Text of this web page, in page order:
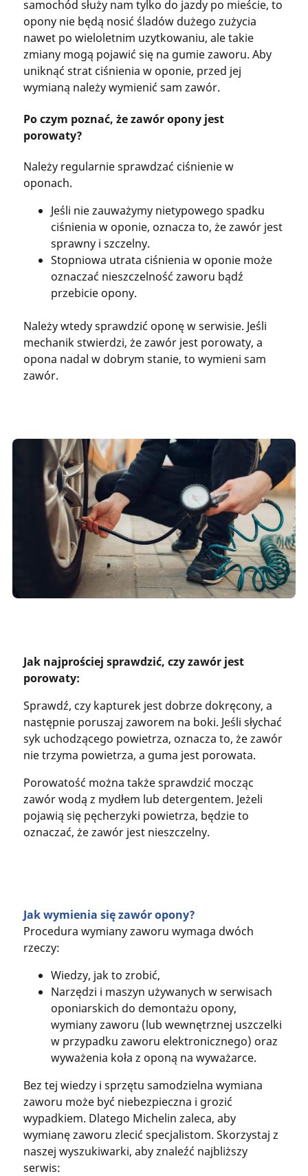
samochód służy nam tylko do jazdy po mieście, to
opony nie będą nosić śladów dużego zużycia
nawet po wieloletnim uzytkowaniu, ale takie
zmiany mogą pojawić się na gumie zaworu. Aby
uniknąć strat ciśnienia w oponie, przed jej
wymianą należy wymienić sam zawór.
Po czym poznać, że zawór opony jest
porowaty?
Należy regularnie sprawdzać ciśnienie w
oponach.
Jeśli nie zauważymy nietypowego spadku
ciśnienia w oponie, oznacza to, że zawór jest
sprawny i szczelny.
Stopniowa utrata ciśnienia w oponie może
oznaczać nieszczelność zaworu bądź
przebicie opony.
Należy wtedy sprawdzić oponę w serwisie. Jeśli
mechanik stwierdzi, że zawór jest porowaty, a
opona nadal w dobrym stanie, to wymieni sam
zawór.
Jak najprościej sprawdzić, czy zawór jest
porowaty:
Sprawdź, czy kapturek jest dobrze dokręcony, a
następnie poruszaj zaworem na boki. Jeśli słychać
syk uchodzącego powietrza, oznacza to, że zawór
nie trzyma powietrza, a guma jest porowata.
Porowatość można także sprawdzić mocząc
zawór wodą z mydłem lub detergentem. Jeżeli
pojawią się pęcherzyki powietrza, będzie to
oznaczać, że zawór jest nieszczelny.
Jak wymienia się zawór opony?
Procedura wymiany zaworu wymaga dwóch
rzeczy:
Wiedzy, jak to zrobić,
Narzędzi i maszyn używanych w serwisach
oponiarskich do demontażu opony,
wymiany zaworu (lub wewnętrznej uszczelki
w przypadku zaworu elektronicznego) oraz
wyważenia koła z oponą na wyważarce.
Bez tej wiedzy i sprzętu samodzielna wymiana
zaworu może być niebezpieczna i grozić
wypadkiem. Dlatego Michelin zaleca, aby
wymianę zaworu zlecić specjalistom. Skorzystaj z
naszej wyszukiwarki, aby znaleźć najbliższy
serwis: